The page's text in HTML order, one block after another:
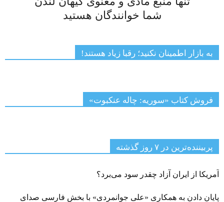
شما خوانندگان هستید
به بازار اطمینان نکنید؛ رقبا زیاد هستند!
فروش کتاب «سوریه: چاله عنکبوت»
پربیننده‌ترین‌ در ۷ روز گذشته
آمریکا از ایران آزاد چقدر سود می‌برد؟
پایان دادن به همکاری «علی جوانمردی» با بخش فارسی صدای